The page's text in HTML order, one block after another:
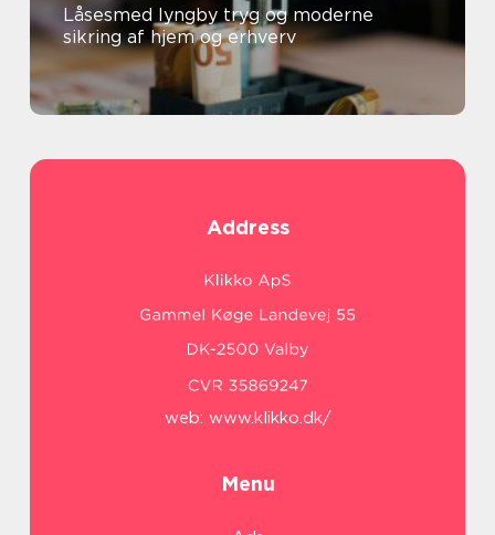
Låsesmed lyngby tryg og moderne
sikring af hjem og erhverv
Address
web: www.klikko.dk/
Menu